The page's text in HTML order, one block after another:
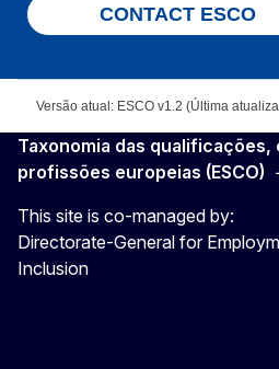
CONTACT ESCO
Versão atual: ESCO v1.2 (Última
Taxonomia das
profissões europeias (ESCO)
This site is co-managed by:
Directorate-General for
Inclusion